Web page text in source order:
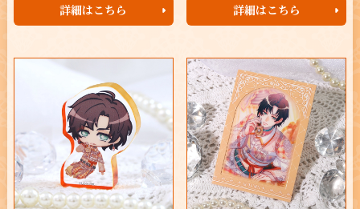
詳細はこちら 詳細はこちら